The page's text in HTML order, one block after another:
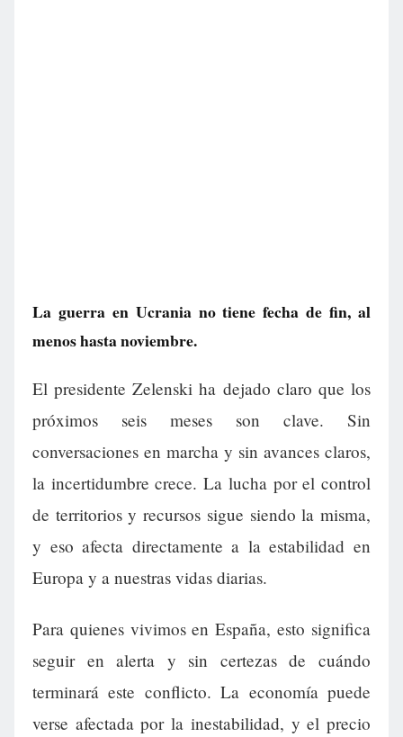
La guerra en Ucrania no tiene fecha de fin, al
menos hasta noviembre.
El presidente Zelenski ha dejado claro que los
próximos seis meses son clave. Sin
conversaciones en marcha y sin avances claros,
la incertidumbre crece. La lucha por el control
de territorios y recursos sigue siendo la misma,
y eso afecta directamente a la estabilidad en
Europa y a nuestras vidas diarias.
Para quienes vivimos en España, esto significa
seguir en alerta y sin certezas de cuándo
terminará este conflicto. La economía puede
verse afectada por la inestabilidad, y el precio